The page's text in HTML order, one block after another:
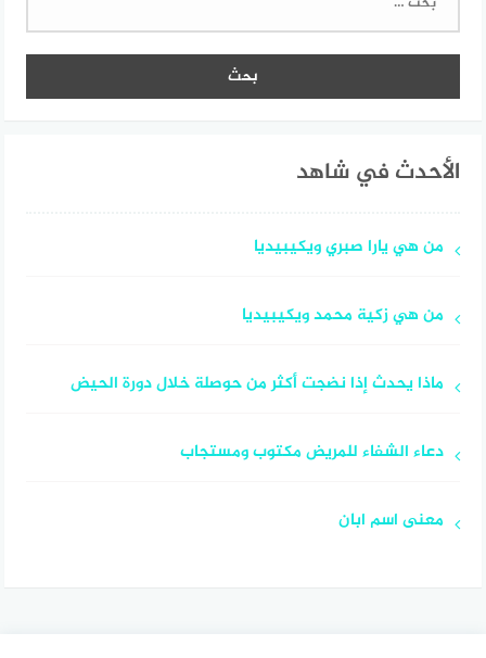
الأحدث في شاهد
من هي يارا صبري ويكيبيديا
من هي زكية محمد ويكيبيديا
ماذا يحدث إذا نضجت أكثر من حوصلة خلال دورة الحيض
دعاء الشفاء للمريض مكتوب ومستجاب
معنى اسم ابان